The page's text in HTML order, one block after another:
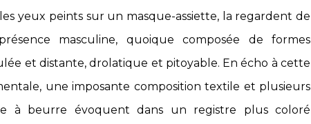
yeux peints sur un masque-assiette, la regardent de
masculine, quoique composée de formes
et distante, drolatique et pitoyable. En écho à cette
une imposante composition textile et plusieurs
à beurre évoquent dans un registre plus coloré